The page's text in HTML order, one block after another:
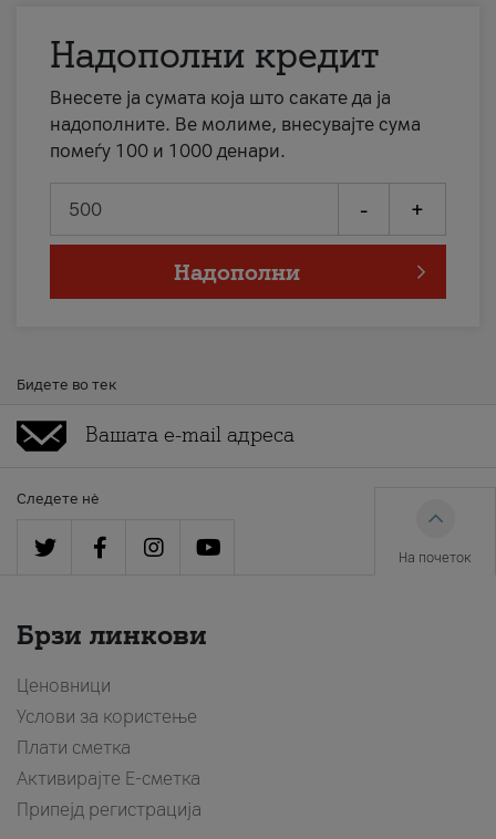
Надополни кредит
Внесете ја сумата која што сакате да ја
надополните. Ве молиме, внесувајте сума
помеѓу 100 и 1000 денари.
- +
Надополни
Бидете во тек
Следете нè
На почеток
Брзи линкови
Ценовници
Услови за користење
Плати сметка
Активирајте Е-сметка
Припејд регистрација